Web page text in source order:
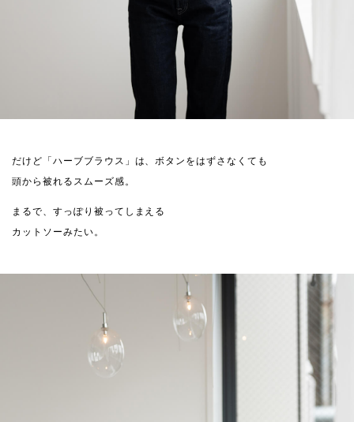
だけど「ハーブブラウス」は、ボタンをはずさなくても
頭から被れるスムーズ感。
まるで、すっぽり被ってしまえる
カットソーみたい。